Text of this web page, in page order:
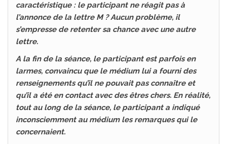
caractéristique : le participant ne réagit pas à
l’annonce de la lettre M ? Aucun problème, il
s’empresse de retenter sa chance avec une autre
lettre.
A la fin de la séance, le participant est parfois en
larmes, convaincu que le médium lui a fourni des
renseignements qu’il ne pouvait pas connaître et
qu’il a été en contact avec des êtres chers. En réalité,
tout au long de la séance, le participant a indiqué
inconsciemment au médium les remarques qui le
concernaient.